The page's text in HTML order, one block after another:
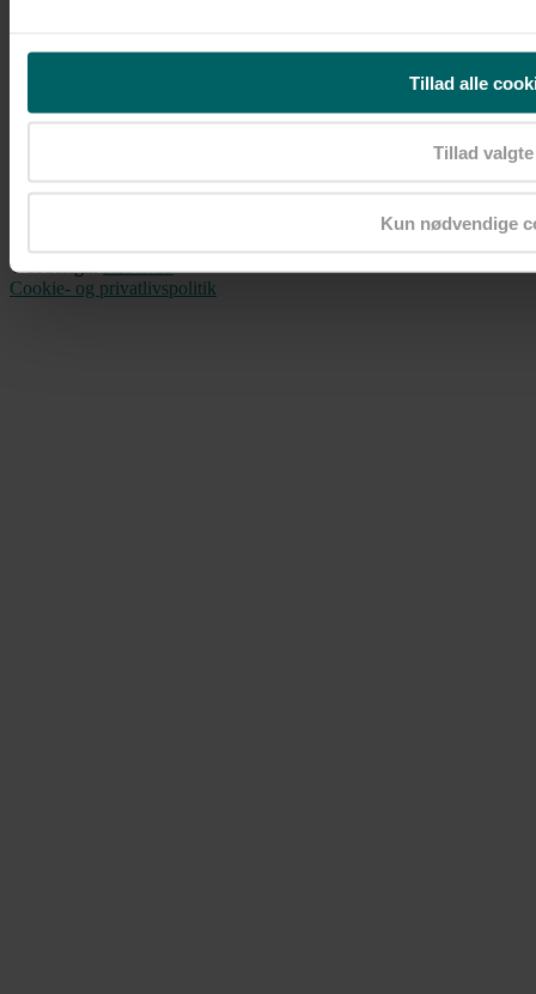
Tillad alle
Tillad valgte
Kun nødvendige
Copyright © 2021 All Rights Reserved – Tænketanken
Webdesign:
Cookie- og privatlivspolitik